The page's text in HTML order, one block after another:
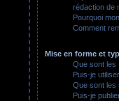
rédaction de
Pourquoi
Comment
Mise en forme et
Que sont les
Puis-je
Que sont les
Puis-je